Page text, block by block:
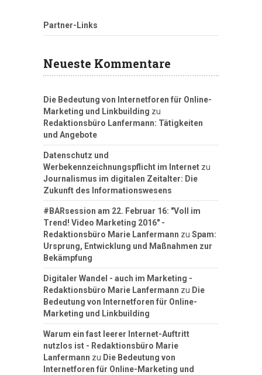
Partner-Links
Neueste Kommentare
Die Bedeutung von Internetforen für Online-
Marketing und Linkbuilding zu
Redaktionsbüro Lanfermann: Tätigkeiten
und Angebote
Datenschutz und
Werbekennzeichnungspflicht im Internet zu
Journalismus im digitalen Zeitalter: Die
Zukunft des Informationswesens
#BARsession am 22. Februar 16: "Voll im
Trend! Video Marketing 2016" -
Redaktionsbüro Marie Lanfermann zu Spam:
Ursprung, Entwicklung und Maßnahmen zur
Bekämpfung
Digitaler Wandel - auch im Marketing -
Redaktionsbüro Marie Lanfermann zu Die
Bedeutung von Internetforen für Online-
Marketing und Linkbuilding
Warum ein fast leerer Internet-Auftritt
nutzlos ist - Redaktionsbüro Marie
Lanfermann zu Die Bedeutung von
Internetforen für Online-Marketing und